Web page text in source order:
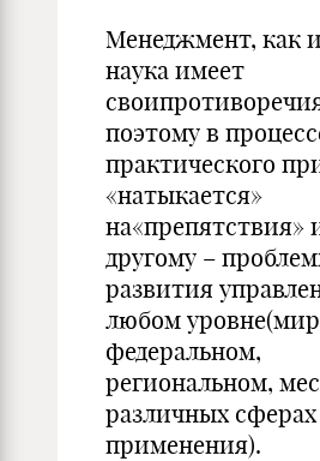
Менеджмент, как
наука имеет
поэтому в
практического
«натыкается»
на«препятствия»
другому –
развития
любом
федеральном,
региональном,
различных сферах
применения).